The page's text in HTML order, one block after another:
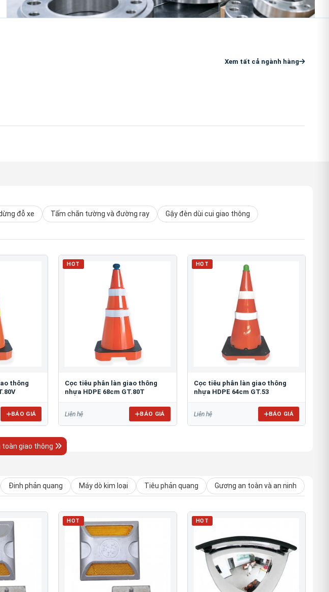
Xem tất cả ngành hàng
đỗ xe Tấm chắn tường và đường ray Gậy đèn dùi cui giao thông
thông
BÁO GIÁ
HOT
Cọc tiêu phân làn giao thông
nhựa HDPE 68cm GT.80T
Liên hệ BÁO GIÁ
HOT
Cọc tiêu phân làn giao thông
nhựa HDPE 64cm GT.53
Liên hệ BÁO GIÁ
giao thông
Đinh phản quang Máy dò kim loại Tiêu phản quang Gương an toàn và an ninh
HOT HOT